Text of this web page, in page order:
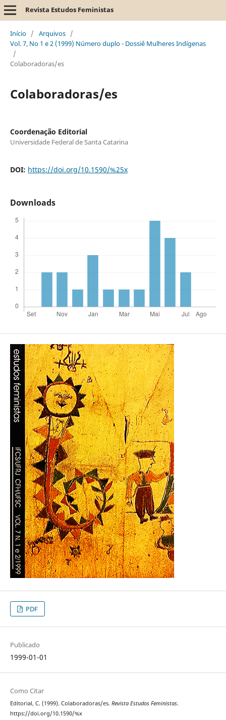
Revista Estudos Feministas
Início / Arquivos /
Vol. 7, No 1 e 2 (1999) Número duplo - Dossiê Mulheres Indígenas
/
Colaboradoras/es
Colaboradoras/es
Coordenação Editorial
Universidade Federal de Santa Catarina
DOI: https://doi.org/10.1590/%25x
Downloads
PDF
Publicado
1999-01-01
Como Citar
Editorial, C. (1999). Colaboradoras/es. Revista Estudos Feministas.
https://doi.org/10.1590/%x